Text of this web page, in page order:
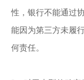
性，银行不能通过
能因为第三方未履
何责任。